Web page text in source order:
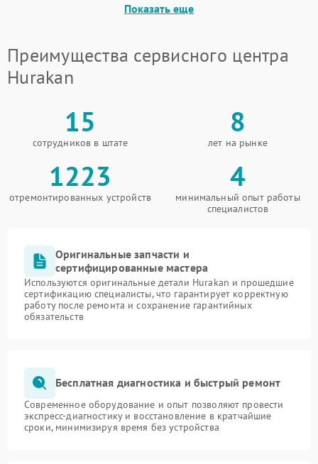
Показать еще
Преимущества сервисного центра
Hurakan
15
сотрудников в штате
8
лет на рынке
1223
отремонтированных устройств
4
минимальный опыт работы
специалистов
Оригинальные запчасти и
сертифицированные мастера
Используются оригинальные детали Hurakan и прошедшие
сертификацию специалисты, что гарантирует корректную
работу после ремонта и сохранение гарантийных
обязательств
Бесплатная диагностика и быстрый ремонт
Современное оборудование и опыт позволяют провести
экспресс-диагностику и восстановление в кратчайшие
сроки, минимизируя время без устройства